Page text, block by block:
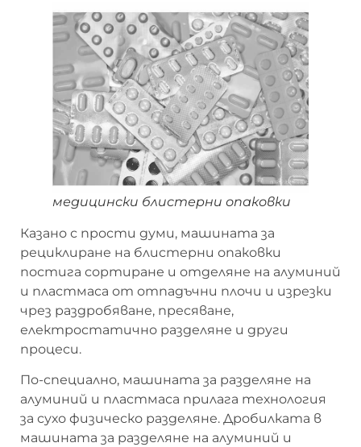
медицински блистерни опаковки
Казано с прости думи, машината за
рециклиране на блистерни опаковки
постига сортиране и отделяне на алуминий
и пластмаса от отпадъчни плочи и изрезки
чрез раздробяване, пресяване,
електростатично разделяне и други
процеси.
По-специално, машината за разделяне на
алуминий и пластмаса прилага технология
за сухо физическо разделяне. Дробилката в
машината за разделяне на алуминий и